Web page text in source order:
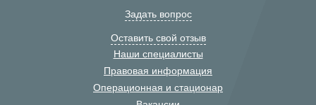
Задать вопрос
Оставить свой отзыв
Наши специалисты
Правовая информация
Операционная и стационар